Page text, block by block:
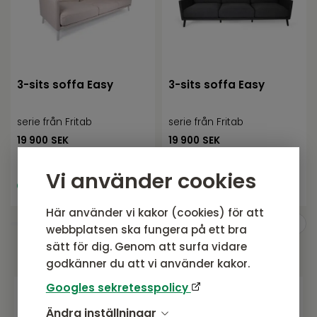
Vi använder cookies
Här använder vi kakor (cookies) för att
webbplatsen ska fungera på ett bra
sätt för dig. Genom att surfa vidare
godkänner du att vi använder kakor.
Googles sekretesspolicy
Ändra inställningar
3-sits soffa Easy
serie från Fritab
19 900 SEK
I lager, ej uppställd i
3-sits soffa Easy
serie från Fritab
19 900 SEK
I lager, ej uppställd i